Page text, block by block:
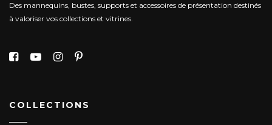
Des mannequins, bustes, supports et accessoires de présentation destinés
à valoriser vos collections et vitrines.
COLLECTIONS